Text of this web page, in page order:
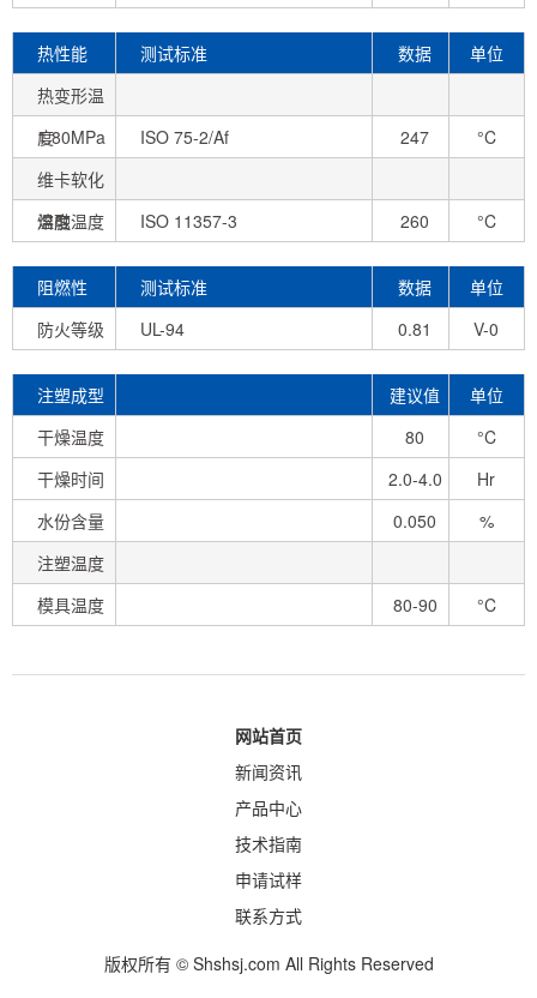
热性能 测试标准 数据
单位
热变形温
度
1.80MPa
未退火
ISO 75-2/Af 247
°C
维卡软化
温度
熔融温度 ISO 11357-3 260 °C
阻燃性 测试标准 数据
单位
防火等级
UL-94
0.81
mm
V-0
注塑成型
条件
建议值
单位
干燥温度
80
°C
干燥时间
2.0-4.0
Hr
水份含量
0.050
%
注塑温度
模具温度
80-90 °C
网站首页
新闻资讯
产品中心
技术指南
申请试样
联系方式
版权所有 © Shshsj.com All Rights Reserved